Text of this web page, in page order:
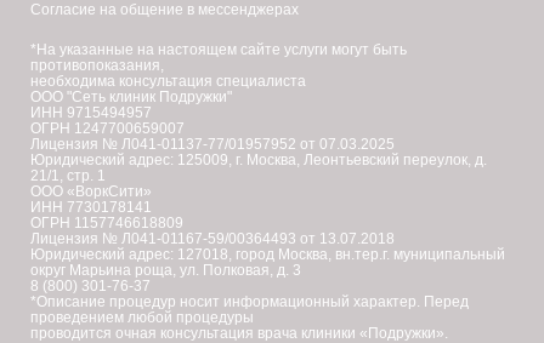
Согласие на общение в мессенджерах
*На указанные на настоящем сайте услуги могут быть
противопоказания,
необходима консультация специалиста
ООО "Сеть клиник Подружки"
ИНН 9715494957
ОГРН 1247700659007
Лицензия № Л041-01137-77/01957952 от 07.03.2025
Юридический адрес: 125009, г. Москва, Леонтьевский переулок, д.
21/1, стр. 1
ООО «ВоркСити»
ИНН 7730178141
ОГРН 1157746618809
Лицензия № Л041-01167-59/00364493 от 13.07.2018
Юридический адрес: 127018, город Москва, вн.тер.г. муниципальный
округ Марьина роща, ул. Полковая, д. 3
8 (800) 301-76-37
*Описание процедур носит информационный характер. Перед
проведением любой процедуры
проводится очная консультация врача клиники «Подружки».